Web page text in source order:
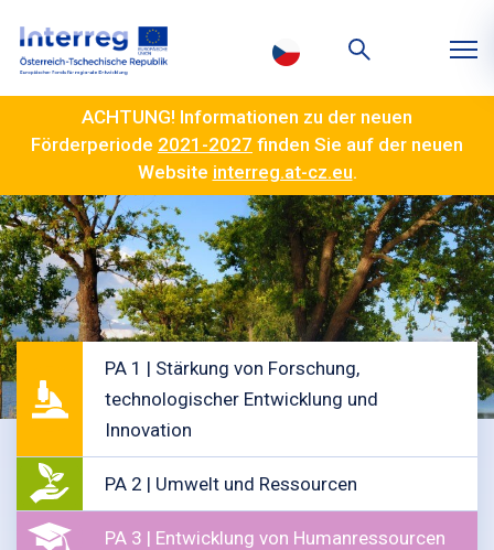
ACHTUNG! Informationen zu der neuen
Förderperiode 2021-2027 finden Sie auf der neuen
Website interreg.at-cz.eu.
PA 1 | Stärkung von Forschung,
technologischer Entwicklung und
Innovation
PA 2 | Umwelt und Ressourcen
PA 3 | Entwicklung von Humanressourcen